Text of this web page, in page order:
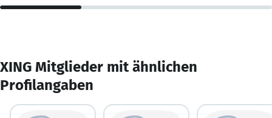
XING Mitglieder mit ähnlichen
Profilangaben